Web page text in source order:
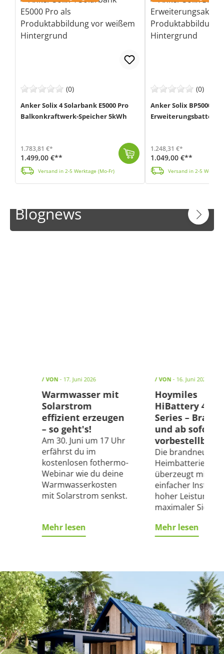
(0)
Anker Solix 4 Solarbank E5000 Pro
Balkonkraftwerk-Speicher 5kWh
1.783,81 €*
1.499,00 €**
Versand in 2-5 Werktage (Mo-Fr)
(0)
Anker Solix BP5000
Erweiterungsbatterie
1.248,31 €*
1.049,00 €**
Versand in 2-5
Blognews
/ VON - 17. Juni 2026
Warmwasser mit
Solarstrom
effizient erzeugen
– so geht's!
Am 30. Juni um 17 Uhr
erfährst du im
kostenlosen fothermo-
Webinar wie du deine
Warmwasserkosten
mit Solarstrom senkst.
Mehr lesen
/ VON - 16. Juni 2026
Hoymiles
HiBattery 4020
Series –
und ab sofort
vorbestellbar!
Die brandneue
Heimbatterie
überzeugt mit
einfacher
hoher Leistung
maximaler
Mehr lesen